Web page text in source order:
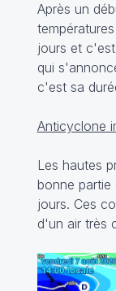
Après un
jours et
qui
c'est sa
Anticyclone
Les hautes
bonne partie
jours. Ces
d'un air très